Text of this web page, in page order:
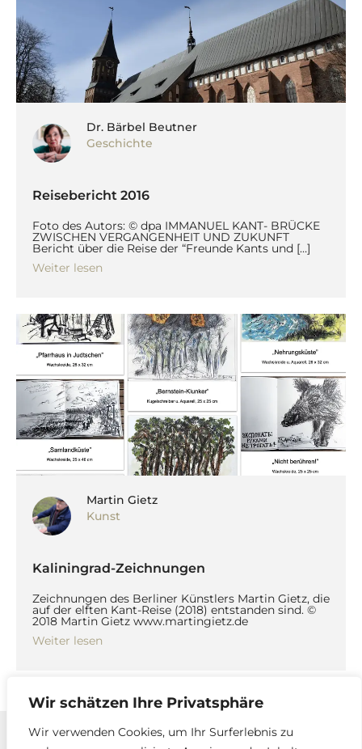
Wir schätzen Ihre Privatsphäre
Wir verwenden Cookies, um Ihr Surferlebnis zu
Dr. Bärbel Beutner
Geschichte
Reisebericht 2016
Foto des Autors: © dpa IMMANUEL KANT- BRÜCKE
ZWISCHEN VERGANGENHEIT UND ZUKUNFT
Bericht über die Reise der “Freunde Kants und […]
Weiter lesen
Martin Gietz
Kunst
Kaliningrad-Zeichnungen
Zeichnungen des Berliner Künstlers Martin Gietz, die
auf der elften Kant-Reise (2018) entstanden sind. ©
2018 Martin Gietz www.martingietz.de
Weiter lesen